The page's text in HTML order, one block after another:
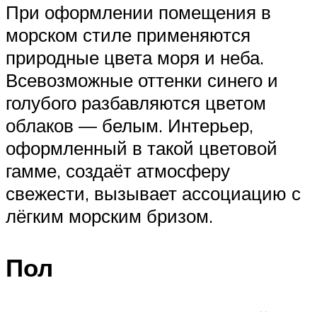
При оформлении помещения в
морском стиле применяются
природные цвета моря и неба.
Всевозможные оттенки синего и
голубого разбавляются цветом
облаков — белым. Интерьер,
оформленный в такой цветовой
гамме, создаёт атмосферу
свежести, вызывает ассоциацию с
лёгким морским бризом.
Пол